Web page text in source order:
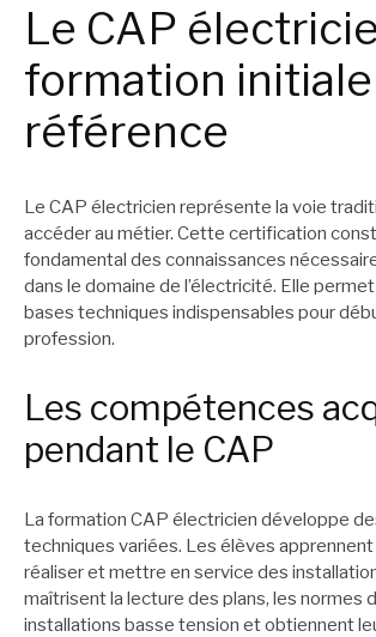
Le CAP
formation
référence
Le CAP électricien représente la voie
accéder au métier. Cette certification
fondamental des connaissances
dans le domaine de l’électricité. Elle permet
bases techniques indispensables pour
profession.
Les compétences
pendant le CAP
La formation CAP électricien développe
techniques variées. Les élèves apprennent
réaliser et mettre en service des
maîtrisent la lecture des plans, les normes
installations basse tension et obtiennent